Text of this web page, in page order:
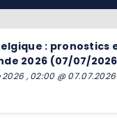
: pronostics
2026 (07/07/
, 02:00 @ 07.07.2026